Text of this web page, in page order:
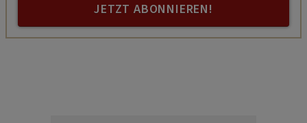
JETZT ABONNIEREN!